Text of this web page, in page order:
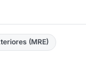
(MRE)